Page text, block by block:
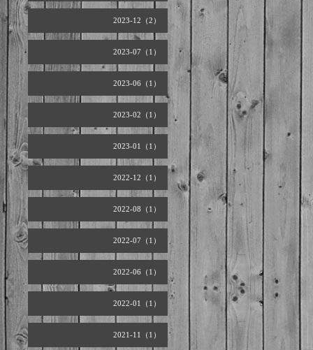
2023-12（2）
2023-07（1）
2023-06（1）
2023-02（1）
2023-01（1）
2022-12（1）
2022-08（1）
2022-07（1）
2022-06（1）
2022-01（1）
2021-11（1）